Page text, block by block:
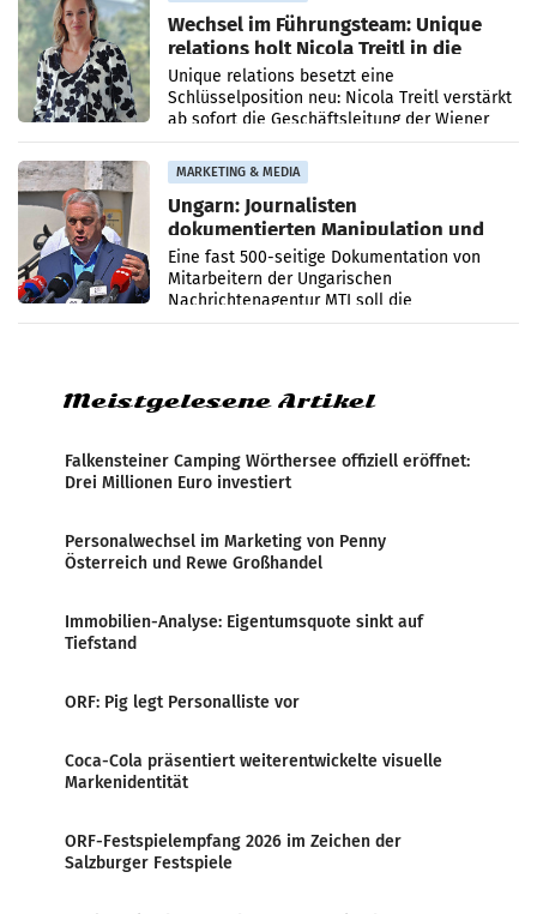
Wechsel im Führungsteam: Unique
relations holt Nicola Treitl in die
Geschäftsleitung
Unique relations besetzt eine
Schlüsselposition neu: Nicola Treitl verstärkt
ab sofort die Geschäftsleitung der Wiener
PR-Agentur an der Seite von Josef Kalina und
Anna Kalina-Mahr.
MARKETING & MEDIA
Ungarn: Journalisten
dokumentierten Manipulation und
Zensur
Eine fast 500-seitige Dokumentation von
Mitarbeitern der Ungarischen
Nachrichtenagentur MTI soll die
systematische Nachrichten-Manipulation und
Meistgelesene Artikel
Falkensteiner Camping Wörthersee offiziell eröffnet:
Drei Millionen Euro investiert
Personalwechsel im Marketing von Penny
Österreich und Rewe Großhandel
Immobilien-Analyse: Eigentumsquote sinkt auf
Tiefstand
ORF: Pig legt Personalliste vor
Coca-Cola präsentiert weiterentwickelte visuelle
Markenidentität
ORF-Festspielempfang 2026 im Zeichen der
Salzburger Festspiele